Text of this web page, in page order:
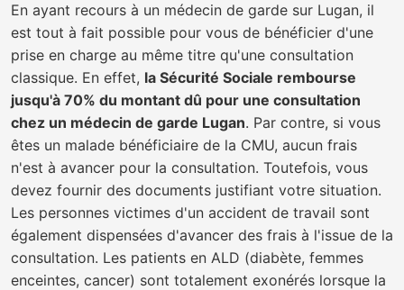
En ayant recours à un médecin de garde sur Lugan, il
est tout à fait possible pour vous de bénéficier d'une
prise en charge au même titre qu'une consultation
classique. En effet, la Sécurité Sociale rembourse
jusqu'à 70% du montant dû pour une consultation
chez un médecin de garde Lugan. Par contre, si vous
êtes un malade bénéficiaire de la CMU, aucun frais
n'est à avancer pour la consultation. Toutefois, vous
devez fournir des documents justifiant votre situation.
Les personnes victimes d'un accident de travail sont
également dispensées d'avancer des frais à l'issue de la
consultation. Les patients en ALD (diabète, femmes
enceintes, cancer) sont totalement exonérés lorsque la